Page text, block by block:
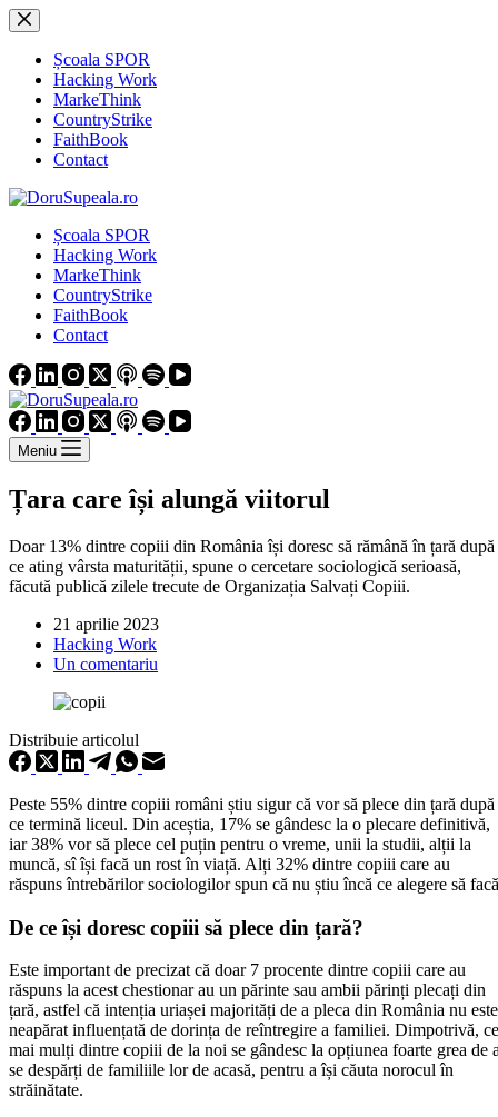
Sari
la
conținutȘcoala SPOR
Hacking Work
MarkeThink
CountryStrike
FaithBook
Contact
Școala SPOR
Hacking Work
MarkeThink
CountryStrike
FaithBook
Contact
Meniu
Țara care își alungă viitorul
Doar 13% dintre copiii din România își doresc să rămână în țară după
ce ating vârsta maturității, spune o cercetare sociologică serioasă,
făcută publică zilele trecute de Organizația Salvați Copiii.
21 aprilie 2023
Hacking Work
Un comentariu
Distribuie articolul
Peste 55% dintre copiii români știu sigur că vor să plece din țară după
ce termină liceul. Din aceștia, 17% se gândesc la o plecare definitivă,
iar 38% vor să plece cel puțin pentru o vreme, unii la studii, alții la
muncă, sî își facă un rost în viață. Alți 32% dintre copiii care au
răspuns întrebărilor sociologilor spun că nu știu încă ce alegere să
De ce își doresc copiii să plece din țară?
Este important de precizat că doar 7 procente dintre copiii care au
răspuns la acest chestionar au un părinte sau ambii părinți plecați din
țară, astfel că intenția uriașei majorități de a pleca din România nu este
neapărat influențată de dorința de reîntregire a familiei. Dimpotrivă,
mai mulți dintre copiii de la noi se gândesc la opțiunea foarte grea de
se despărți de familiile lor de acasă, pentru a își căuta norocul în
străinătate.